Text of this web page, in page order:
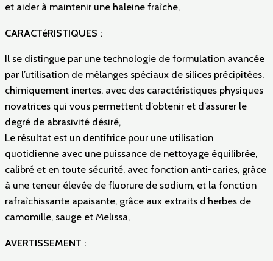
et aider à maintenir une haleine fraîche,
CARACTéRISTIQUES :
Il se distingue par une technologie de formulation avancée
par l’utilisation de mélanges spéciaux de silices précipitées,
chimiquement inertes, avec des caractéristiques physiques
novatrices qui vous permettent d’obtenir et d’assurer le
degré de abrasivité désiré,
Le résultat est un dentifrice pour une utilisation
quotidienne avec une puissance de nettoyage équilibrée,
calibré et en toute sécurité, avec fonction anti-caries, grâce
à une teneur élevée de fluorure de sodium, et la fonction
rafraîchissante apaisante, grâce aux extraits d’herbes de
camomille, sauge et Melissa,
AVERTISSEMENT :